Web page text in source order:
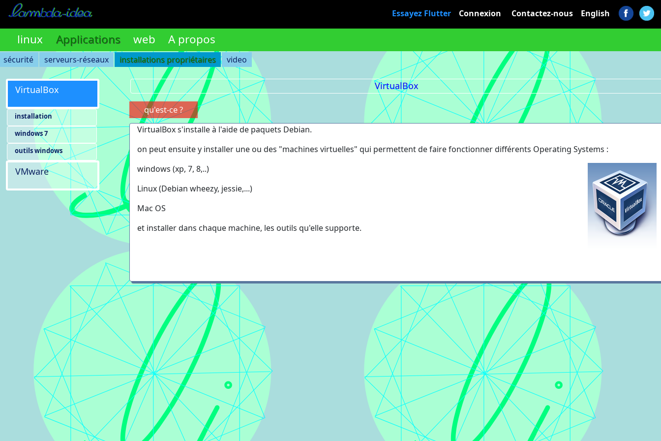
Essayez Flutter Connexion Contactez-nous English
linux Applications web A propos
sécurité serveurs-réseaux installations propriétaires video
VirtualBox
installation
windows 7
outils windows
VMware
VirtualBox
qu'est-ce ?
VirtualBox s'installe à l'aide de paquets Debian.
on peut ensuite y installer une ou des "machines virtuelles" qui permettent de faire fonctionner différents Operating Systems :
windows (xp, 7, 8,..)
Linux (Debian wheezy, jessie,...)
Mac OS
et installer dans chaque machine, les outils qu'elle supporte.